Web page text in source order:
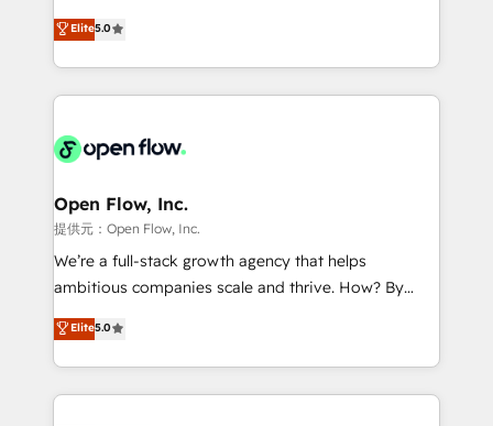
Mindedness, and Clarity. We are driven to win for the
collective good of the company and its clientele, and
things are happening.
integration products and services to mid-market
and enterprise customers. We ensure that your sales,
service and marketing department operates in the
most effective way, while at the same time
integrated buyers journey. Elixir is located in
and Amsterdam. Elixir is a first mover and leader
when it comes to HubSpot sales and service
implementations, highly renowned for our business
acumen, process (re-)design experience and a
integrate HubSpot with complex solutions like SAP,
MicroSoft, custom solutions,... Our company also has
Elite5.0
Open Flow, Inc.
提供元：Open Flow, Inc.
We’re a full-stack growth agency that helps
ambitious companies scale and thrive. How? By
upgrading and streamlining every single revenue-
generating aspect of your business. We’re proud
HubSpot Elite Solutions Partners and devout CRM
nerds who can harness HubSpot’s custom digital
Elite5.0